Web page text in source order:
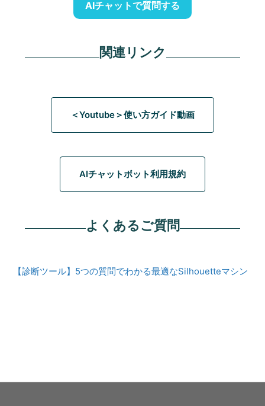
AIチャットで質問する
関連リンク
＜Youtube＞使い方ガイド動画
AIチャットボット利用規約
よくあるご質問
【診断ツール】5つの質問でわかる最適なSilhouetteマシン